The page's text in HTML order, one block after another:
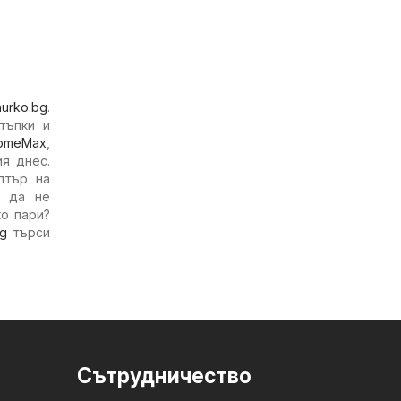
.
и
днес.
на
да не
пари?
търси
Cътрудничество